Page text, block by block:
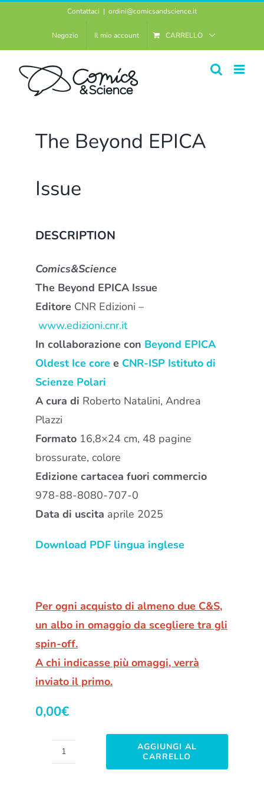
contenuto
Contattaci | ordini@comicsandscience.it
Negozio Il mio account CARRELLO
The Beyond EPICA
Issue
DESCRIPTION
Comics&Science
The Beyond EPICA Issue
Editore CNR Edizioni –
www.edizioni.cnr.it
In collaborazione con Beyond EPICA
Oldest Ice core e CNR-ISP Istituto di
Scienze Polari
A cura di Roberto Natalini, Andrea
Plazzi
Formato16,8×24 cm, 48 pagine
brossurate, colore
Edizione cartacea fuori commercio
978-88-8080-707-0
Data di uscita aprile 2025
Download PDF lingua inglese
Per ogni acquisto di almeno due C&S,
un albo in omaggio da scegliere tra gli
spin-off.
A chi indicasse più omaggi, verrà
inviato il primo.
0,00€
The
AGGIUNGI AL
CARRELLO